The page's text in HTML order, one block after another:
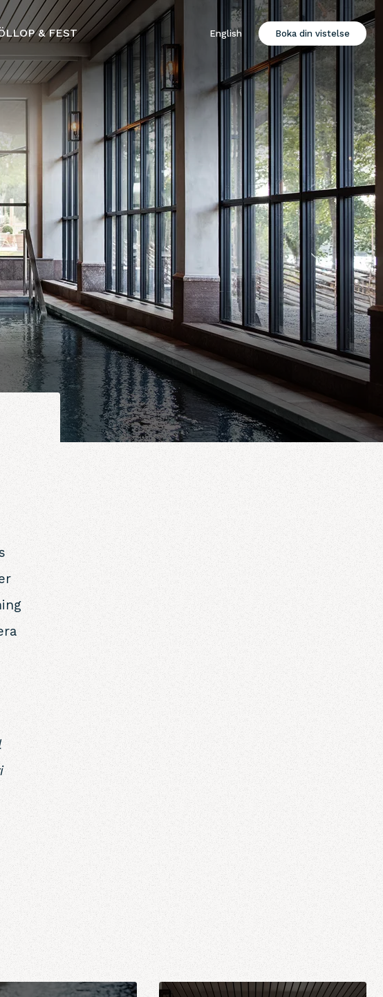
& FEST English Boka din vistelse